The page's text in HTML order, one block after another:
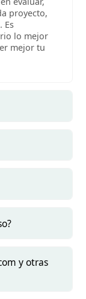
proyecto,
Es
lo mejor
mejor tu
y otras